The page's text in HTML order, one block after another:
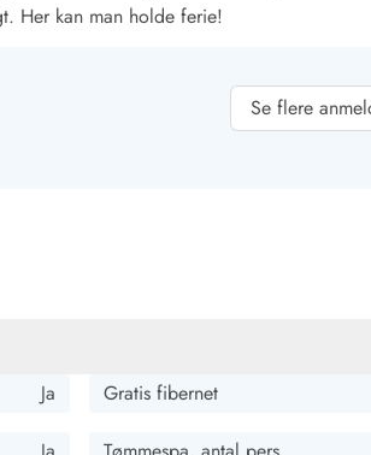
Her kan man holde ferie!
højt niveau. Vi ville gerne komme
som derhjemme...kun vores komfortable
Se flere
Ja Gratis fibernet